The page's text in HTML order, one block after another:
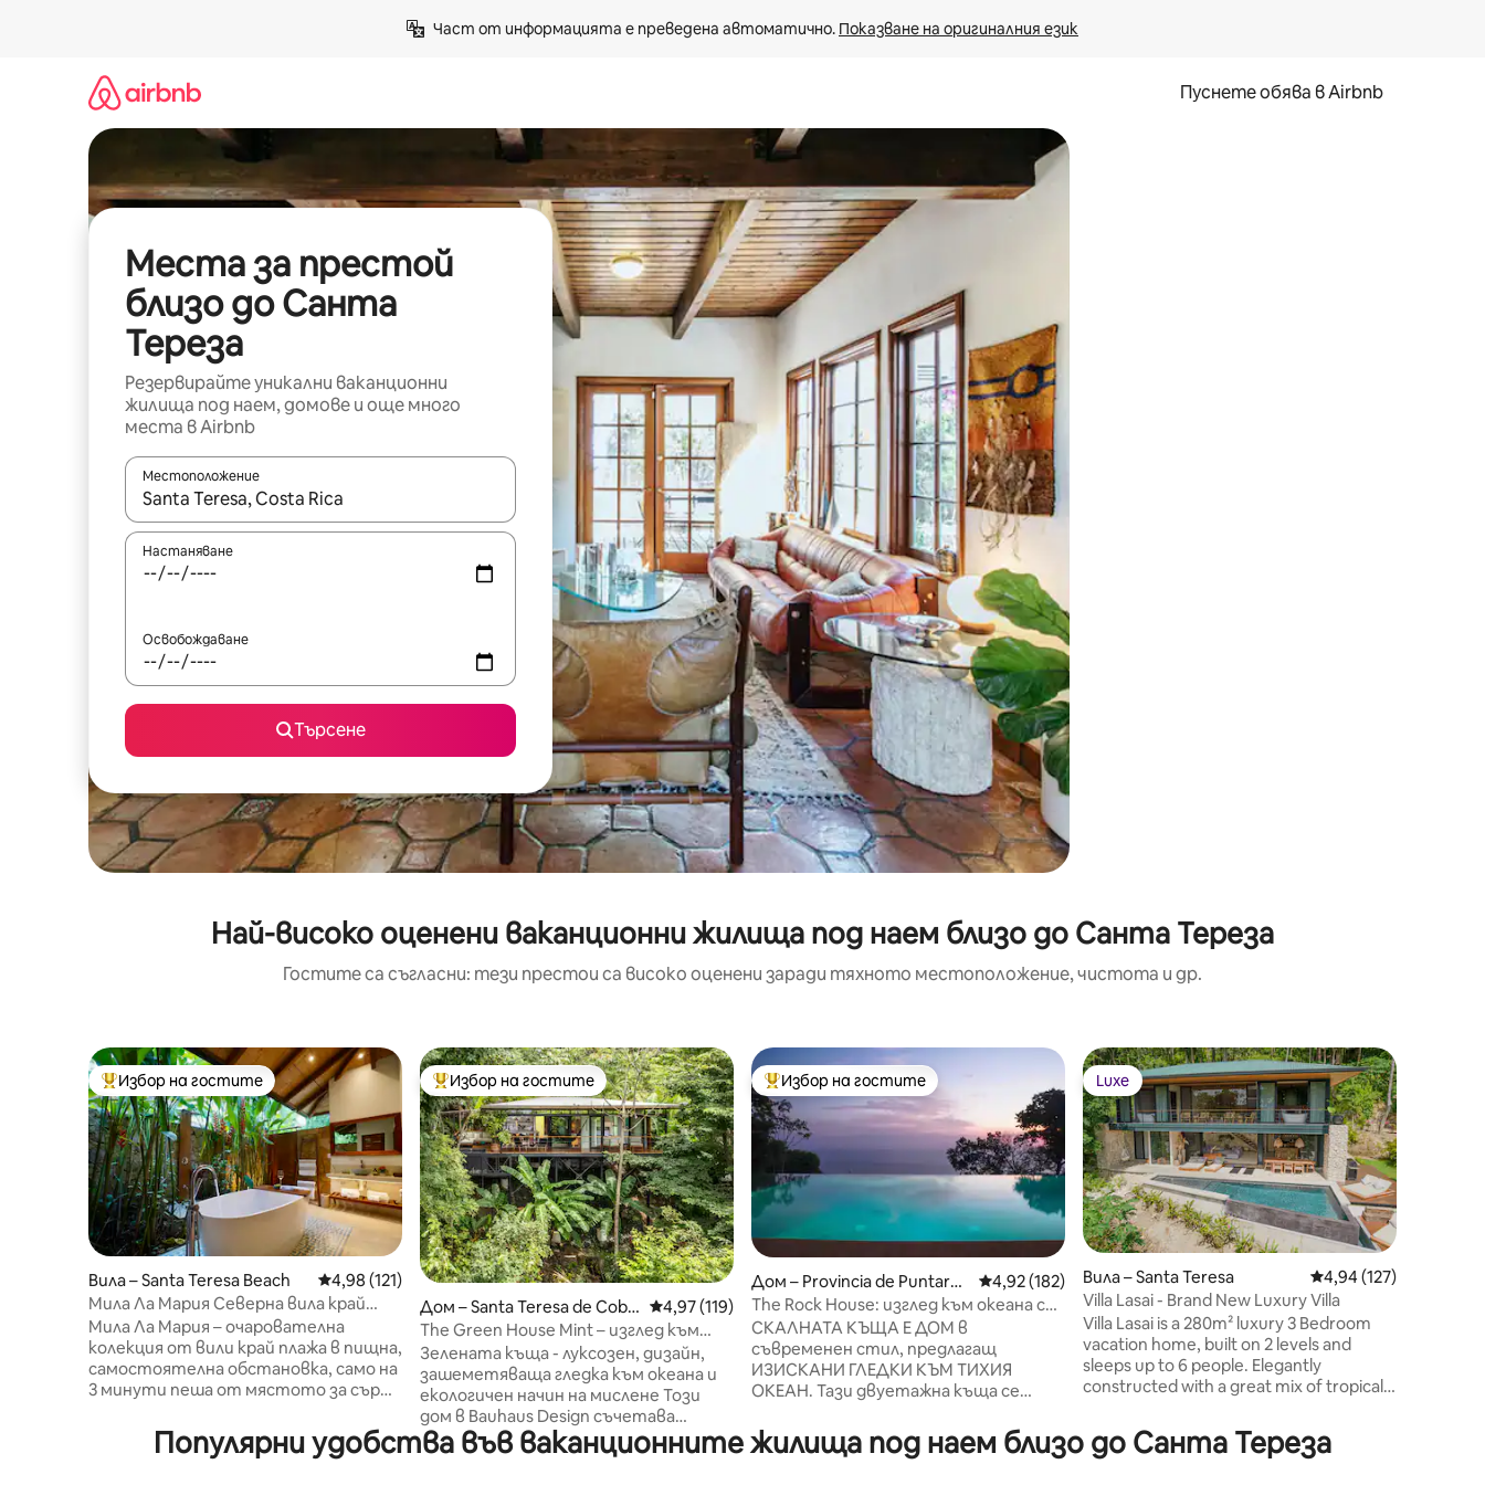
Част от информацията е преведена автоматично. Показване на оригиналния език
Пуснете обява в Airbnb
Места за престой
близо до Санта
Тереза
Резервирайте уникални ваканционни
жилища под наем, домове и още много
места в Airbnb
Местоположение
Когато резултатите се покажат, използвайте клавишите със стрелки нагоре и надолу или навигирайте с докосване или плъзгане.
Настаняване
Освобождаване
Търсене
Най-високо оценени ваканционни жилища под наем близо до Санта Тереза
Гостите са съгласни: тези престои са високо оценени заради тяхното местоположение, чистота и др.
Най-популярен избор на гостите
Избор на гостите
Вила – Santa Teresa Beach Средна оценка: 4,98 от 5, 121 отзива
4,98 (121)
Мила Ла Мария Северна вила край
плажа Санта Тереза
Мила Ла Мария – очарователна
колекция от вили край плажа в пищна,
самостоятелна обстановка, само на
3 минути пеша от мястото за сърф
бърз Wi-Fi (500 Mbps), климатик,
почистване, напълно оборудвани
Най-популярен избор на гостите
Избор на гостите
Дом – Santa Teresa de Coba
no
Средна оценка: 4,97 от 5, 119 отзива
4,97 (119)
The Green House Mint – изглед към
океана, самостоятелен басейн
Зелената къща - луксозен, дизайн,
зашеметяваща гледка към океана и
екологичен начин на мислене Този
дом в Bauhaus Design съчетава
индивидуалност и лукс. Зелената
къща се намира в хълмовете над
Най-популярен избор на гостите
Избор на гостите
Дом – Provincia de Puntaren
as
Средна оценка: 4,92 от 5, 182 отзива
4,92 (182)
The Rock House: изглед към океана с
частен инфинити басейн
СКАЛНАТА КЪЩА Е ДОМ в
съвременен стил, предлагащ
ИЗИСКАНИ ГЛЕДКИ КЪМ ТИХИЯ
ОКЕАН. Тази двуетажна къща се
заобиколен от джунглата,
осигуряващ много САМОСТОЯТЕЛЕН
Luxe
Luxe
Вила – Santa Teresa Средна оценка: 4,94
4,94 (127)
Villa Lasai - Brand New Luxury Villa
Villa Lasai is a 280m² luxury 3 Bedroom
vacation home, built on 2 levels and
sleeps up to 6 people. Elegantly
constructed with a great mix of tropical
as exposed polished concrete and
natural stone as the indoor and outdoor
Популярни удобства във ваканционните жилища под наем близо до Санта Тереза